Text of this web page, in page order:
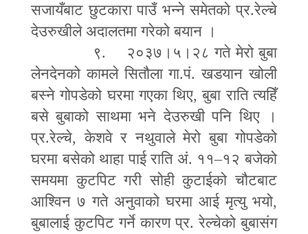
सजायँबाट छुटकारा पाउँ भन्ने समेतको प्र.रेल्चे
देउरुखीले अदालतमा गरेको बयान ।
९. २०३७।५।२८ गते मेरो बुबा
लेनदेनको कामले सितौला गा.पं. खडयान खोली
बस्ने गोपडेको घरमा गएका थिए,बुबा राति त्यहिँ
बसे बुबाको साथमा भने देउरुखी पनि थिए ।
प्र.रेल्चे,केशवे र नथुवाले मेरो बुबा गोपडेको
घरमा बसेको थाहा पाई राति अं. ११–१२ बजेको
समयमा कुटपिट गरी सोही कुटाईको चौटबाट
आश्विन ७ गते अनुवाको घरमा आई मृत्यु भयो,
बुबालाई कुटपिट गर्ने कारण प्र. रेल्चेको बुबासंग